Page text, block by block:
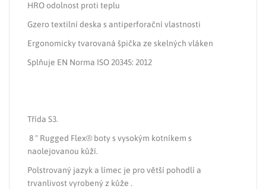
HRO odolnost proti teplu
Gzero textilní deska s antiperforační vlastnosti
Ergonomicky tvarovaná špička ze skelných vláken
Splňuje EN Norma ISO 20345: 2012
Třída S3.
8 " Rugged Flex® boty s vysokým kotníkem s
naolejovanou kůží.
Polstrovaný jazyk a límec je pro větší pohodlí a
trvanlivost vyrobený z kůže .